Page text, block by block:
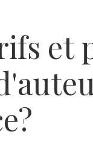
et